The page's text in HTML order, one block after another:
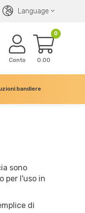
Language
0
0.00
Conto
bandiere
sono
per l'uso in
di